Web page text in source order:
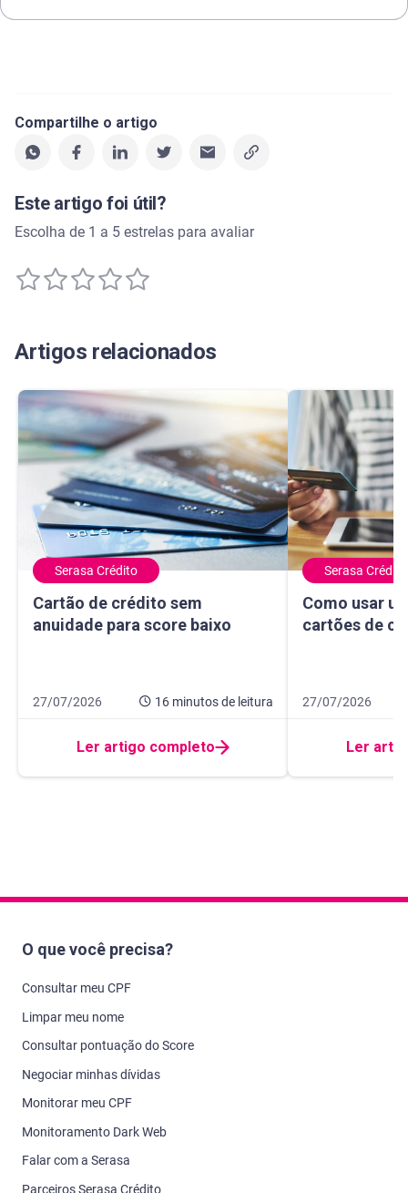
Compartilhe o artigo
Este artigo foi útil?
Escolha de 1 a 5 estrelas para avaliar
Artigos relacionados
Serasa Crédito
Cartão de crédito sem
anuidade para score baixo
Cartão de crédito sem anuidade para score baixo
Data de publicação 27 de julho de 2026
27/07/2026 16 minutosde leitura
16 minutos de leitura
Ler artigo completo
Serasa Crédito
Como usar
cartões de
Como usar um
Data de
27/07/2026
10 minutos de
Ler
O que você precisa?
Consultar meu CPF
Limpar meu nome
Consultar pontuação do Score
Negociar minhas dívidas
Monitorar meu CPF
Monitoramento Dark Web
Falar com a Serasa
Parceiros Serasa Crédito